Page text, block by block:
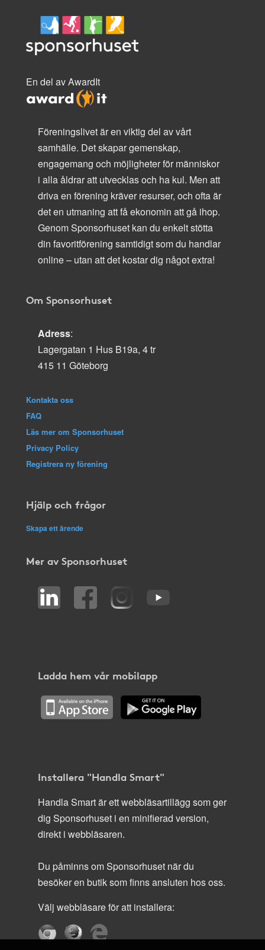
En del av AwardIt
Föreningslivet är en viktig del av vårt
samhälle. Det skapar gemenskap,
engagemang och möjligheter för människor
i alla åldrar att utvecklas och ha kul. Men att
driva en förening kräver resurser, och ofta är
det en utmaning att få ekonomin att gå ihop.
Genom Sponsorhuset kan du enkelt stötta
din favoritförening samtidigt som du handlar
online – utan att det kostar dig något extra!
Om Sponsorhuset
Adress:
Lagergatan 1 Hus B19a, 4 tr
415 11 Göteborg
Kontakta oss
FAQ
Läs mer om Sponsorhuset
Privacy Policy
Registrera ny förening
Hjälp och frågor
Skapa ett ärende
Mer av Sponsorhuset
Ladda hem vår mobilapp
Installera "Handla Smart"
Handla Smart är ett webbläsartillägg som ger
dig Sponsorhuset i en minifierad version,
direkt i webbläsaren.
Du påminns om Sponsorhuset när du
besöker en butik som finns ansluten hos oss.
Välj webbläsare för att installera: